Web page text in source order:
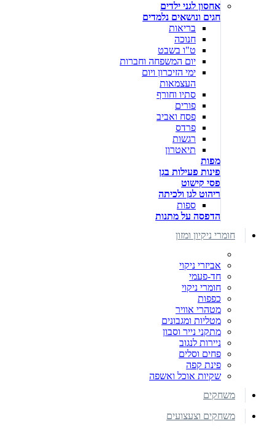
אחסון לגני ילדים
חגים ונושאים נלמדים
בריאות
חנוכה
ט"ו בשבט
יום המשפחה וחברות
ימי הזיכרון ויום
העצמאות
סתיו וחורף
פורים
פסח ואביב
פרדס
רגשות
תיאטרון
מפות
פינות פעילות בגן
פסי קישוט
ריהוט לגן ולכיתה
ספות
הדפסה על מתנות
חומרי ניקיון ומזון
אביזרי ניקוי
חד-פעמי
חומרי ניקוי
כפפות
מטהרי אוויר
מטליות ומגבונים
מתקני נייר וסבון
ניירות לנגוב
פחים וסלים
פינת קפה
שקיות אוכל ואשפה
משחקים
משחקים וצעצועים